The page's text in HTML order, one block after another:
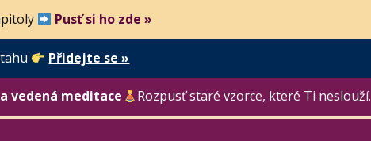
Pusť si ho zde »
Přidejte se »
vedená meditace Rozpusť staré vzorce, které Ti neslouží.